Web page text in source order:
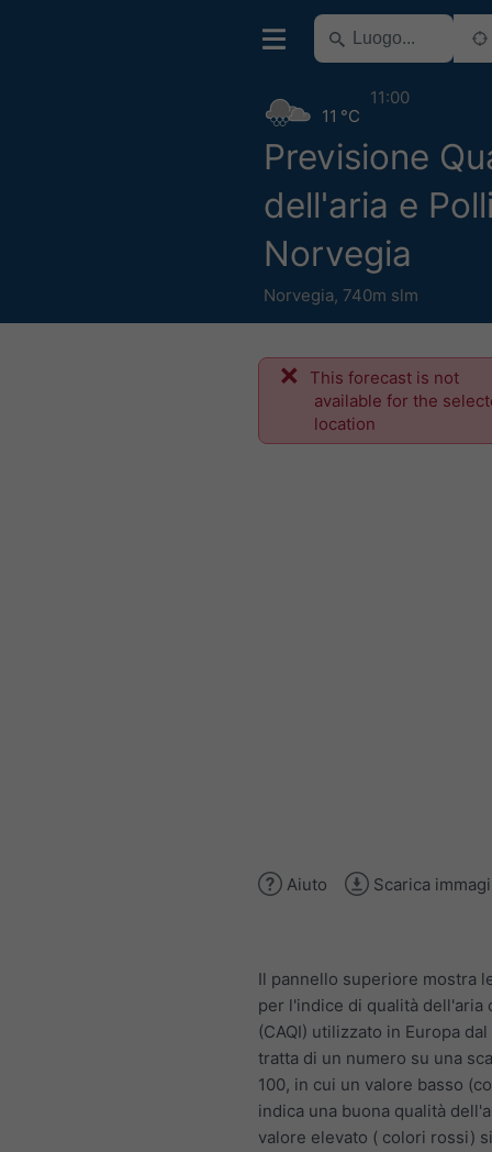
Previsione
dell'aria e
Norvegia
Norvegia, 740m slm
11 °C
11:00
This forecast is not
available for the
location
Aiuto Scarica
Il pannello superiore mostra
per l'indice di qualità dell'aria
(CAQI) utilizzato in Europa
tratta di un numero su una
100, in cui un valore basso
indica una buona qualità
valore elevato ( colori rossi)